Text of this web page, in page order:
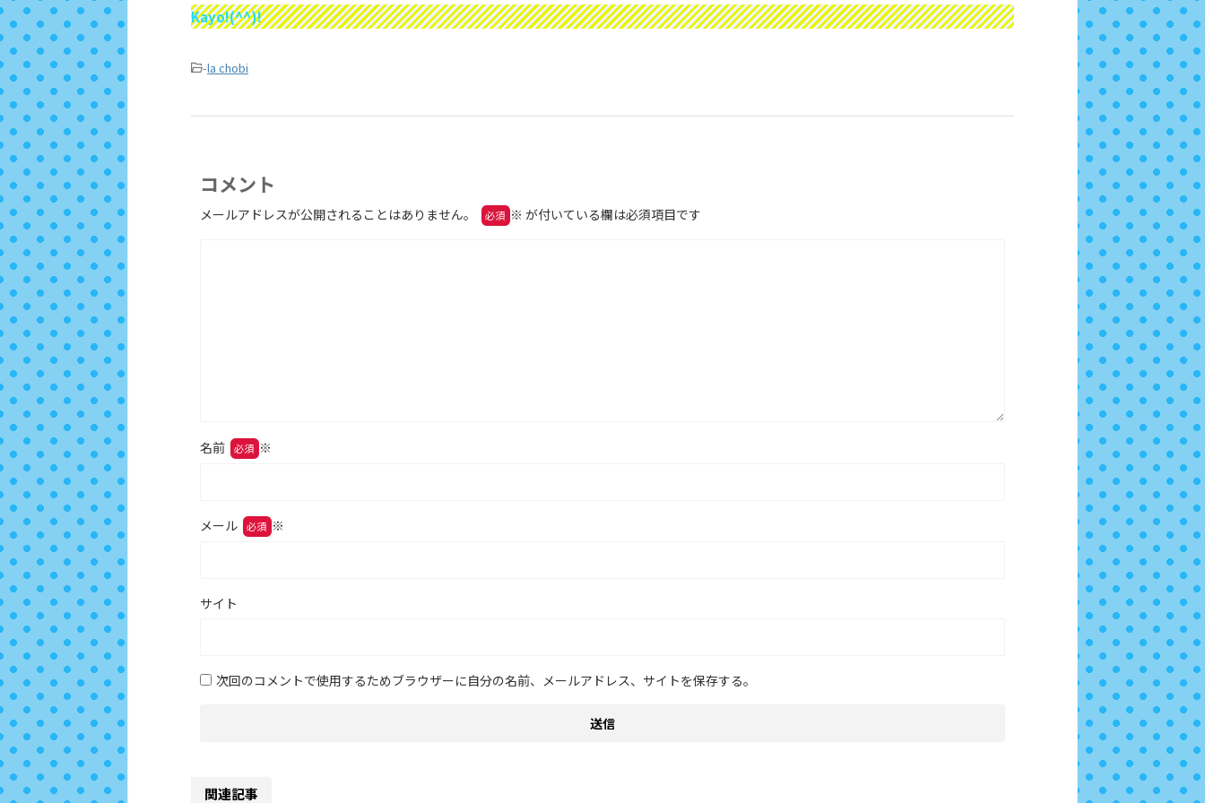
Kayo!(^^)!
-la chobi
コメント
メールアドレスが公開されることはありません。 ※ が付いている欄は必須項目です
名前 ※
メール ※
サイト
次回のコメントで使用するためブラウザーに自分の名前、メールアドレス、サイトを保存する。
関連記事